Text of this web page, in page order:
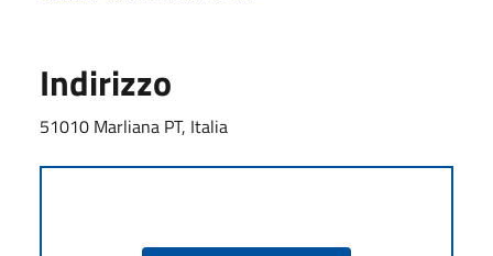
Indirizzo
51010 Marliana PT, Italia